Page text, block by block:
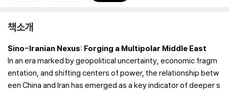
책소개
Sino-Iranian Nexus: Forging a Multipolar Middle East
In an era marked by geopolitical uncertainty, economic fragm
entation, and shifting centers of power, the relationship betw
een China and Iran has emerged as a key indicator of deeper s